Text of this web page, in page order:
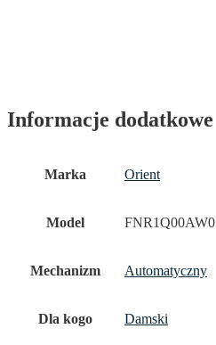
Informacje dodatkowe
Marka Orient
Model FNR1Q00AW0
Mechanizm Automatyczny
Dla kogo Damski